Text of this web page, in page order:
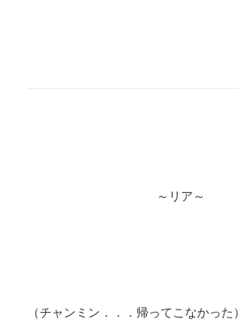
～リア～
（チャンミン．．．帰ってこなかった）